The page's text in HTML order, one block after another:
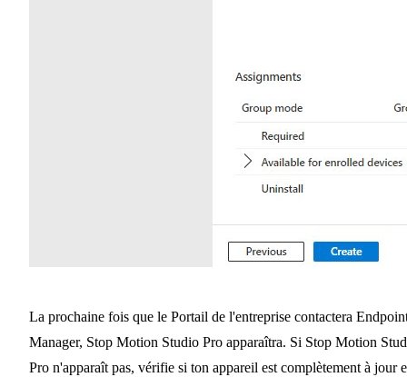
La prochaine fois que le Portail de l'entreprise contactera
Manager, Stop Motion Studio Pro apparaîtra. Si Stop Motion
Pro n'apparaît pas, vérifie si ton appareil est complètement à jour